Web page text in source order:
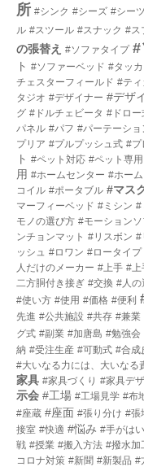
所 #シンク #シーズ #シーツ
ル #スツール #スナック #ス
の張替え #ソファタイプ #
ト #ソファーベッド #タッ
チェスターフィールド #ティ
タジオ #デザイナー #デザ
グ #ドルチェビータ #ドロー
パネル #パフ #パーテーショ
プリア #プルプッシュ式 #プ
ト #ペット対応 #ペット専用
用 #ホームセンター #ホー
コイル #ポータブル #マス
マーフィーベッド #ミシン #
モノの選び方 #モーションソ
ンチョンマット #リスボン #
ッシュ #ロワン #ロータイプ
人だけのメーカー #上手 #上
二方胴付き接ぎ #交換 #人の
#使い方 #使用 #価格 #便利
先進 #公共施設 #共存 #兼業
グ式 #副業 #加唐島 #勉強会
納 #受注生産 #可動式 #合成
#大いなる力には、大いなる
家具 #家具づくり #家具デ
示会 #工場 #工場見学 #布
#座蔵 #座面 #張り分け #張
接室 #快適 #悩み #手がは
戦 #授業 #搬入方法 #撥水加
コロナ対策 #新聞 #新製品 #